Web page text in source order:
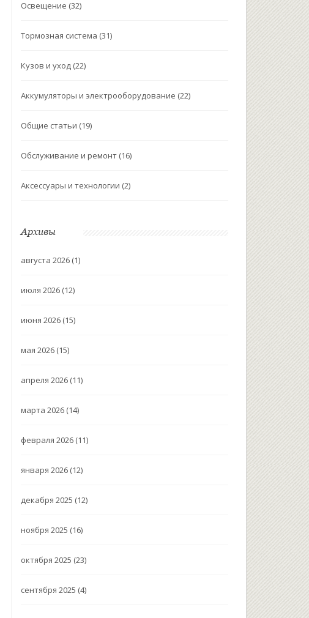
Освещение (32)
Тормозная система (31)
Кузов и уход (22)
Аккумуляторы и электрооборудование (22)
Общие статьи (19)
Обслуживание и ремонт (16)
Аксессуары и технологии (2)
Архивы
августа 2026 (1)
июля 2026 (12)
июня 2026 (15)
мая 2026 (15)
апреля 2026 (11)
марта 2026 (14)
февраля 2026 (11)
января 2026 (12)
декабря 2025 (12)
ноября 2025 (16)
октября 2025 (23)
сентября 2025 (4)